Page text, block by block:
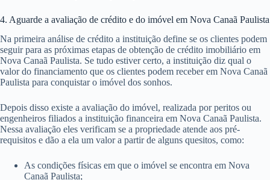
4. Aguarde a avaliação de crédito e do imóvel em Nova Canaã Paulista
Na primeira análise de crédito a instituição define se os clientes podem
seguir para as próximas etapas de obtenção de crédito imobiliário em
Nova Canaã Paulista. Se tudo estiver certo, a instituição diz qual o
valor do financiamento que os clientes podem receber em Nova Canaã
Paulista para conquistar o imóvel dos sonhos.
Depois disso existe a avaliação do imóvel, realizada por peritos ou
engenheiros filiados a instituição financeira em Nova Canaã Paulista.
Nessa avaliação eles verificam se a propriedade atende aos pré-
requisitos e dão a ela um valor a partir de alguns quesitos, como:
As condições físicas em que o imóvel se encontra em Nova
Canaã Paulista;